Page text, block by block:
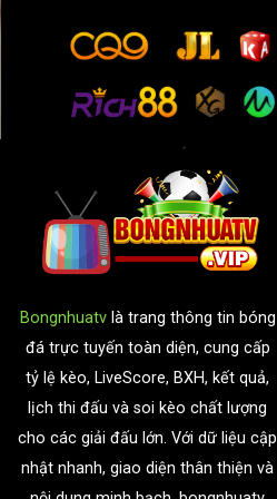
Bongnhuatvlà trang thông tin bóng
đá trực tuyến toàn diện, cung cấp
tỷ lệ kèo, LiveScore, BXH, kết quả,
lịch thi đấu và soi kèo chất lượng
cho các giải đấu lớn. Với dữ liệu cập
nhật nhanh, giao diện thân thiện và